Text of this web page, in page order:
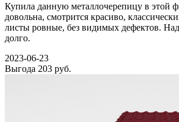
Купила данную металлочерепицу в этой
довольна, смотрится красиво,
листы ровные, без видимых дефектов.
долго.
2023-06-23
Выгода 203 руб.